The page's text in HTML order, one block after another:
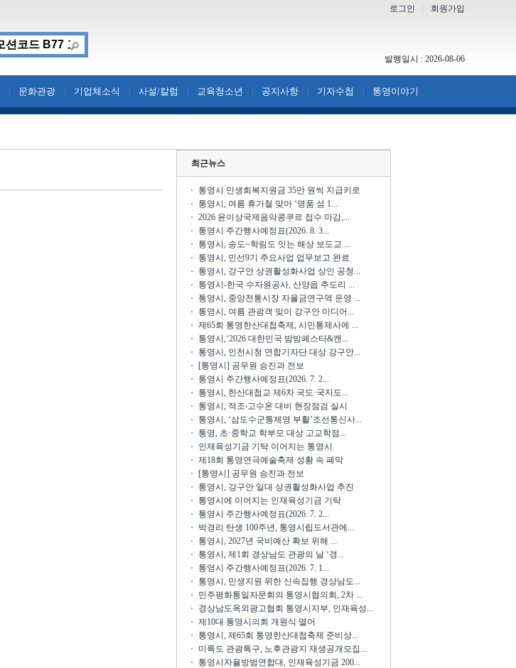
로그인 회원가입
발행일시 : 2026-08-06
문화관광 기업체소식 사설/칼럼 교육청소년 공지사항 기자수첩 통영이야기
최근뉴스
통영시 민생회복지원금 35만 원씩 지급키로
통영시, 여름 휴가철 맞아 ‘명품 섬 1...
2026 윤이상국제음악콩쿠르 접수 마감,...
통영시 주간행사예정표(2026. 8. 3...
통영시, 송도~학림도 잇는 해상 보도교 ...
통영시, 민선9기 주요사업 업무보고 완료
통영시, 강구안 상권활성화사업 상인 공청...
통영시-한국 수자원공사, 산양읍 추도리 ...
통영시, 중앙전통시장 자율금연구역 운영 ...
통영시, 여름 관광객 맞이 강구안 미디어...
제65회 통영한산대첩축제, 시민통제사에 ...
통영시,‘2026 대한민국 밤밤페스타&캔...
통영시, 인천시청 연합기자단 대상 강구안...
[통영시] 공무원 승진과 전보
통영시 주간행사예정표(2026. 7. 2...
통영시, 한산대첩교 제6차 국도·국지도...
통영시, 적조‧고수온 대비 현장점검 실시
통영시, ‘삼도수군통제영 부활’조선통신사...
통영, 초·중학교 학부모 대상 고교학점...
인재육성기금 기탁 이어지는 통영시
제18회 통영연극예술축제 성황 속 폐막
[통영시] 공무원 승진과 전보
통영시, 강구안 일대 상권활성화사업 추진
통영시에 이어지는 인재육성기금 기탁
통영시 주간행사예정표(2026. 7. 2...
박경리 탄생 100주년, 통영시립도서관에...
통영시, 2027년 국비예산 확보 위해 ...
통영시, 제1회 경상남도 관광의 날 ‘경...
통영시 주간행사예정표(2026. 7. 1...
통영시, 민생지원 위한 신속집행 경상남도...
민주평화통일자문회의 통영시협의회, 2차 ...
경상남도옥외광고협회 통영시지부, 인재육성...
제10대 통영시의회 개원식 열어
통영시, 제65회 통영한산대첩축제 준비상...
미륵도 관광특구, 노후관광지 재생공개모집...
통영시자율방범연합대, 인재육성기금 200...